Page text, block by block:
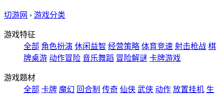
切游网 › 游戏分类
游戏特征
全部 角色扮演 休闲益智 经营策略 体育竞速 射击枪战 棋
牌桌游 动作冒险 音乐舞蹈 冒险解谜 卡牌游戏
游戏题材
全部 卡牌 魔幻 回合制 传奇 仙侠 武侠 动作 放置挂机 生